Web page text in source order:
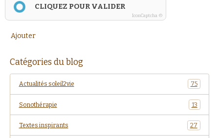
CLIQUEZ POUR VALIDER
IconCaptcha ©
Ajouter
Catégories du blog
Actualités soleil2vie 75
Sonothérapie 13
Textes inspirants 27